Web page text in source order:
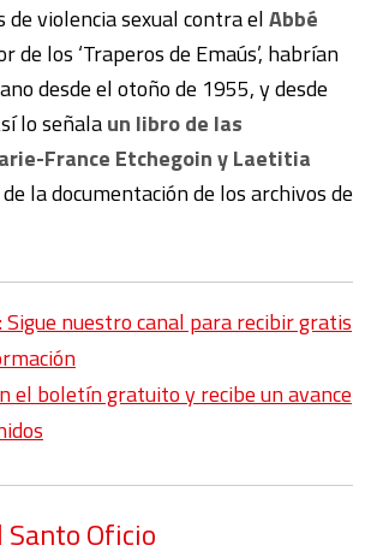
de violencia sexual contra elAbbé
de los ‘Traperos de Emaús’, habrían
desde el otoño de 1955, y desde
lo señalaun libro de las
France Etchegoin y Laetitia
la documentación de los archivos de
Sigue nuestro canal para recibir gratis
el boletín gratuito y recibe un avance
Oficio